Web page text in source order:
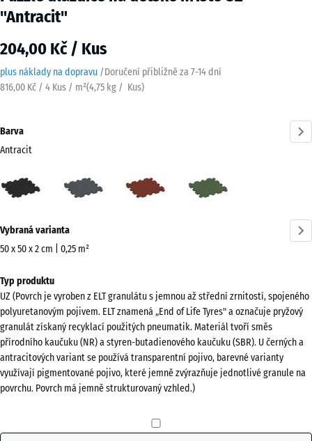
"Antracit"
204,00 Kč / Kus
plus náklady na dopravu /Doručení přibližně za 7-14 dní
816,00 Kč / 4 Kus / m²(4,75 kg / Kus)
Barva
Antracit
(active)
červená
informací
o
Zobrazit
paletu
barev
Antracit(active)
Vybraná varianta
50 x 50 x 2 cm | 0,25 m²
pro
dopravu
540
x
540
x
20
Vybraný
Typ produktu
UZ (Povrch je vyroben z ELT granulátu s jemnou až střední zrnitostí, spojeného
polyuretanovým pojivem. ELT znamená „End of Life Tyres" a označuje pryžový
granulát získaný recyklací použitých pneumatik. Materiál tvoří směs
přírodního kaučuku (NR) a styren-butadienového kaučuku (SBR). U černých a
antracitových variant se používá transparentní pojivo, barevné varianty
využívají pigmentované pojivo, které jemně zvýrazňuje jednotlivé granule na
povrchu. Povrch má jemně strukturovaný vzhled.)